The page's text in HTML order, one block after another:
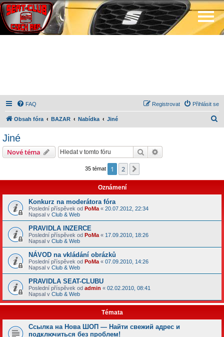
FAQ Přihlásit se
Registrovat
Obsah fóra BAZAR Nabídka Jiné
Jiné
Nové téma Hledat
35 témat 1 2
Oznámení
Konkurz na moderátora fóra
Poslední příspěvek od PoMa « 20.07.2012, 22:34
Napsal v Club & Web
PRAVIDLA INZERCE
Poslední příspěvek od PoMa « 17.09.2010, 18:26
Napsal v Club & Web
NÁVOD na vkládání obrázků
Poslední příspěvek od PoMa « 07.09.2010, 14:26
Napsal v Club & Web
PRAVIDLA SEAT-CLUBU
Poslední příspěvek od admin « 02.02.2010, 08:41
Napsal v Club & Web
Témata
Ссылка на Нова ШОП — Найти свежий адрес и
подключиться без проблем!